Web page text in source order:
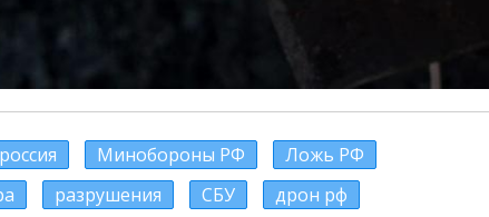
Минобороны РФ
Ложь РФ
разрушения СБУ дрон рф